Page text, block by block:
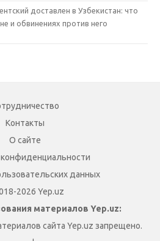
доставлен в Узбекистан: что
и обвинениях против него
Контакты
О сайте
данных
2026 Yep.uz
материалов Yep.uz:
сайта Yep.uz запрещено.